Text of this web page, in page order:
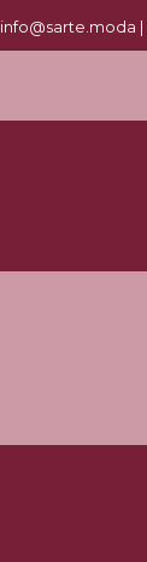
info@sarte.moda |